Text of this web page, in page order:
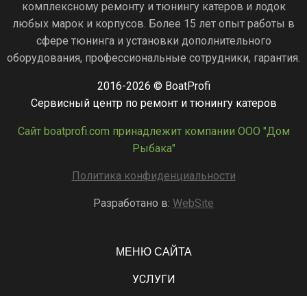
комплексному ремонту и тюнингу катеров и лодок
любых марок и корпусов. Более 15 лет опыт работы в
сфере тюнинга и установки дополнительного
оборудования, профессиональные сотрудники, гарантия.
2016-2026 © BoatProfi
Сервисный центр по ремонт и тюнингу катеров
Сайт boatprofi.com принадлежит компании ООО "Дом
Рыбака"
Политика конфиденциальности
Разработано в: WebSite
МЕНЮ САЙТА
УСЛУГИ